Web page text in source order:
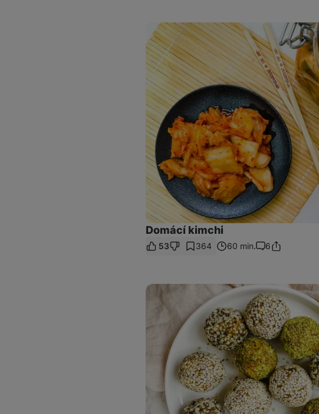
Domácí
kimchi
Domácí kimchi
53 364 60 min.
Komentáře
6Sdílet
Pistáciové